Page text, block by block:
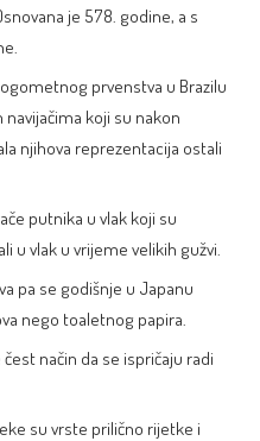
je 578. godine, a s
prvenstva u Brazilu
koji su nakon
njihova reprezentacija ostali
putnika u vlak koji su
u vlak u vrijeme velikih gužvi.
pa se godišnje u Japanu
nego toaletnog papira.
način da se ispričaju radi
su vrste prilično rijetke i